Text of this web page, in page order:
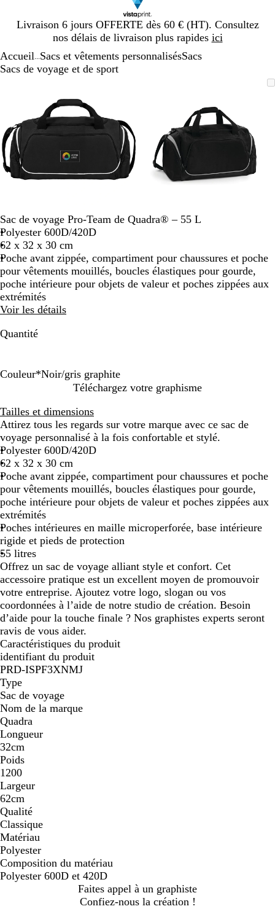
Livraison 6 jours OFFERTE dès 60 € (HT). Consultez
nos délais de livraison plus rapides ici
Diapositive
1
Accueil Sacs et vêtements personnalisésSacs
Sacs de voyage et de sport
minimum
développer
touches
plus
pour
zoomer
fléchées
pour
faire
défiler
minimum
développer
touches
plus
zoomer
et
défiler
Sac de voyage Pro-Team de Quadra® – 55 L
Polyester 600D/420D
62 x 32 x 30 cm
Poche avant zippée, compartiment pour chaussures et poche
pour vêtements mouillés, boucles élastiques pour gourde,
poche intérieure pour objets de valeur et poches zippées aux
extrémités
Voir les détails
Quantité
Couleur*Noir/gris graphite
i
r
/
g
r
i
s
g
r
a
p
h
i
t
e
e
u
d
e
m
i
n
u
i
t
/
b
l
a
n
c
i
s
g
r
a
p
h
i
t
e
/
n
o
i
r
/
b
l
a
n
c
e
u
r
o
i
/
n
o
i
r
/
b
l
a
n
c
u
g
e
/
n
o
i
r
/
b
l
a
n
c
Téléchargez votre graphisme
Tailles et dimensions
Attirez tous les regards sur votre marque avec ce sac de
voyage personnalisé à la fois confortable et stylé.
Polyester 600D/420D
62 x 32 x 30 cm
Poche avant zippée, compartiment pour chaussures et poche
pour vêtements mouillés, boucles élastiques pour gourde,
poche intérieure pour objets de valeur et poches zippées aux
extrémités
Poches intérieures en maille microperforée, base intérieure
rigide et pieds de protection
55 litres
Offrez un sac de voyage alliant style et confort. Cet
accessoire pratique est un excellent moyen de promouvoir
votre entreprise. Ajoutez votre logo, slogan ou vos
coordonnées à l’aide de notre studio de création. Besoin
d’aide pour la touche finale ? Nos graphistes experts seront
ravis de vous aider.
Caractéristiques du produit
identifiant du produit
PRD-ISPF3XNMJ
Type
Sac de voyage
Nom de la marque
Quadra
Longueur
32cm
Poids
1200
Largeur
62cm
Qualité
Classique
Matériau
Polyester
Composition du matériau
Polyester 600D et 420D
Faites appel à un graphiste
Confiez-nous la création !